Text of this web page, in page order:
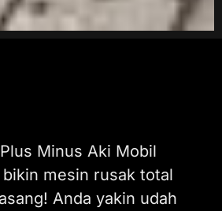
Minus Aki Mobil
mesin rusak total
Anda yakin udah